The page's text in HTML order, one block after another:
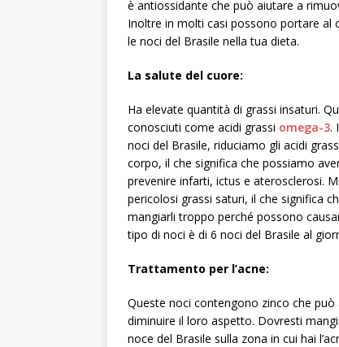
è antiossidante che può aiutare a
Inoltre in molti casi possono portare al
le noci del Brasile nella tua dieta.
La salute del cuore:
Ha elevate quantità di grassi insaturi.
conosciuti come acidi grassi omega-3.
noci del Brasile, riduciamo gli acidi
corpo, il che significa che possiamo
prevenire infarti, ictus e aterosclerosi.
pericolosi grassi saturi, il che significa
mangiarli troppo perché possono
tipo di noci è di 6 noci del Brasile al
Trattamento per l’acne:
Queste noci contengono zinco che
diminuire il loro aspetto. Dovresti
noce del Brasile sulla zona in cui hai